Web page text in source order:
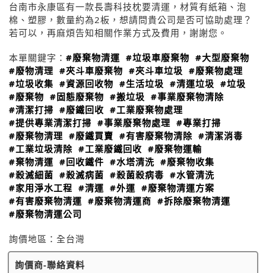
台南市永康區有一款長壽科技枕要清運，材質有紙箱、泡
棉、塑膠，數量約為2板，想請問貴公司是否可協助處理？
若可以，再麻煩告知相關作業方式及費用，謝謝您。
本單關鍵字： #廢棄物清運 #垃圾車廢棄物 #大型廢棄物
#廢物清理 #夾斗車廢棄物 #夾斗車垃圾 #廢棄物處理
#垃圾收集 #資源回收物 #生活垃圾 #清運垃圾 #垃圾
#廢棄物 #固態廢棄物 #搬垃圾 #事業廢棄物清除
#清潔打掃 #廢鐵回收 #工業廢棄物處理
#提供專業清潔打掃 #事業廢棄物處理 #專業打掃
#廢棄物清理 #廢鐵買賣 #有害廢棄物清除 #清潔消毒
#工業垃圾清除 #工業廢鐵回收 #廢棄物運輸
#棄物清運 #回收鐵件 #水塔清洗 #廢棄物收集
#殺滅細菌 #殺滅病菌 #殺菌殺病毒 #水管清洗
#家用淨水工程 #清運 #外運 #廢棄物清運方案
#有害廢棄物清運 #廢棄物清運商 #拆除廢棄物清運
#廢棄物清運公司
詢價地區： 全台灣
詢價商-聯絡資料